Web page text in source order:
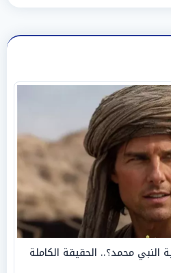
محمد؟.. الحقيقة الكاملة